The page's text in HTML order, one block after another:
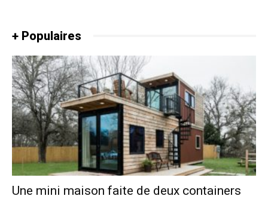
+ Populaires
Une mini maison faite de deux containers